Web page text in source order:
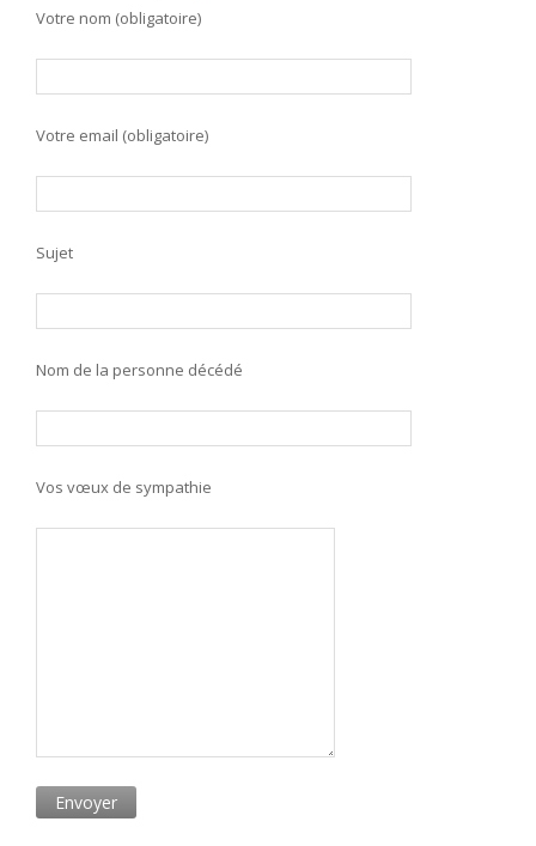
Votre nom (obligatoire)
Votre email (obligatoire)
Sujet
Nom de la personne décédé
Vos vœux de sympathie